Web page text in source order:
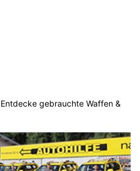
gebrauchte Waffen &